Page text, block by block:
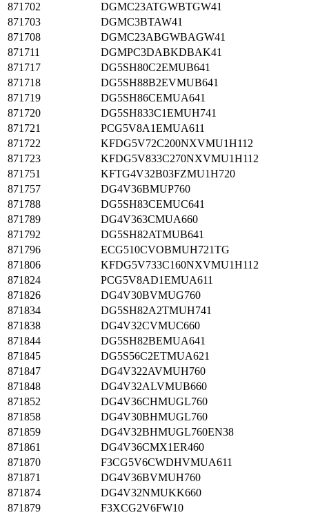
871702
DGMC23ATGWBTGW41
871703
DGMC3BTAW41
871708
DGMC23ABGWBAGW41
871711
DGMPC3DABKDBAK41
871717
DG5SH80C2EMUB641
871718
DG5SH88B2EVMUB641
871719
DG5SH86CEMUA641
871720
DG5SH833C1EMUH741
871721
PCG5V8A1EMUA611
871722
KFDG5V72C200NXVMU1H112
871723
KFDG5V833C270NXVMU1H112
871751
KFTG4V32B03FZMU1H720
871757
DG4V36BMUP760
871788
DG5SH83CEMUC641
871789
DG4V363CMUA660
871792
DG5SH82ATMUB641
871796
ECG510CVOBMUH721TG
871806
KFDG5V733C160NXVMU1H112
871824
PCG5V8AD1EMUA611
871826
DG4V30BVMUG760
871834
DG5SH82A2TMUH741
871838
DG4V32CVMUC660
871844
DG5SH82BEMUA641
871845
DG5S56C2ETMUA621
871847
DG4V322AVMUH760
871848
DG4V32ALVMUB660
871852
DG4V36CHMUGL760
871858
DG4V30BHMUGL760
871859
DG4V32BHMUGL760EN38
871861
DG4V36CMX1ER460
871870
F3CG5V6CWDHVMUA611
871871
DG4V36BVMUH760
871874
DG4V32NMUKK660
871879
F3XCG2V6FW10